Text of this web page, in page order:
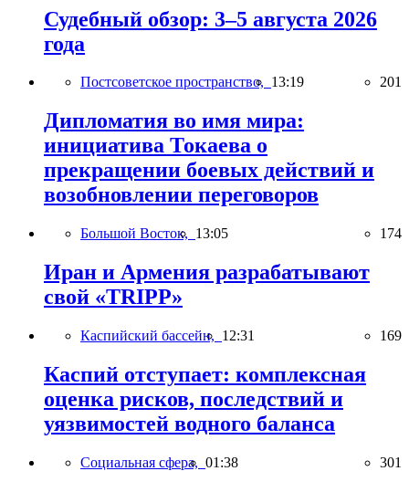
Судебный обзор: 3–5 августа 2026
года
Постсоветское пространство, 13:19 201
Дипломатия во имя мира:
инициатива Токаева о
прекращении боевых действий и
возобновлении переговоров
Большой Восток, 13:05 174
Иран и Армения разрабатывают
свой «TRIPP»
Каспийский бассейн, 12:31 169
Каспий отступает: комплексная
оценка рисков, последствий и
уязвимостей водного баланса
Социальная сфера, 01:38 301